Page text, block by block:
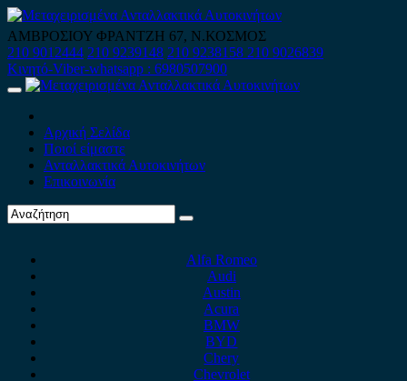
Skip
to
content
ΑΜΒΡΟΣΙΟΥ ΦΡΑΝΤΖΗ 67, Ν.ΚΟΣΜΟΣ
210 9012444 210 9239148 210 9238158 210 9026839
Κινητό-Viber-whatsapp : 6980507900
Primary
Αρχική Σελίδα
Ποιοί είμαστε
Ανταλλακτικά Αυτοκινήτων
Επικοινωνία
Alfa Romeo
Audi
Austin
Acura
BMW
BYD
Chery
Chevrolet